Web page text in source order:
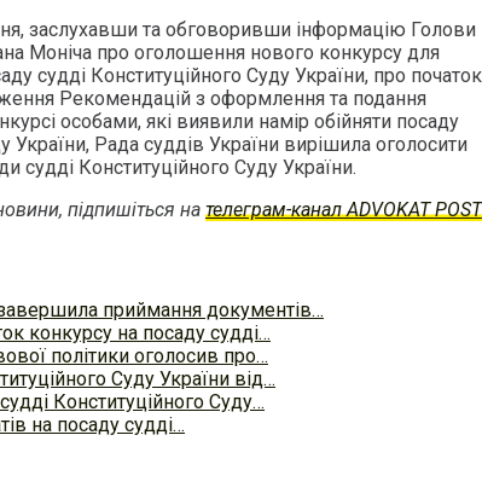
заслухавши та обговоривши інформацію Голови
Моніча про оголошення нового конкурсу для
судді Конституційного Суду України, про початок
Рекомендацій з оформлення та подання
особами, які виявили намір обійняти посаду
України, Рада суддів України вирішила оголосити
судді Конституційного Суду України.
підпишіться на телеграм-канал ADVOKAT POST
приймання документів…
конкурсу на посаду судді…
політики оголосив про…
Суду України від…
Конституційного Суду…
на посаду судді…